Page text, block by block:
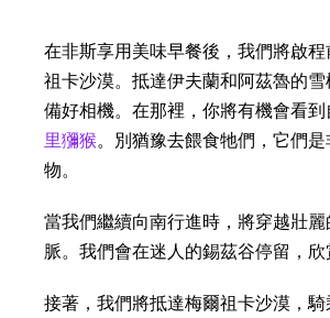
在非斯享用美味早餐後，我們將啟
祖卡沙漠。抵達伊夫蘭和阿茲魯的
備好相機。在那裡，你將有機會看
里獼猴。別猶豫去餵食牠們，它們
物。
當我們繼續向南行進時，將穿越壯
脈。我們會在迷人的錫茲谷停留，欣
接著，我們將抵達梅爾祖卡沙漠，